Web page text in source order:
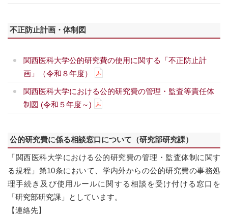
不正防止計画・体制図
関西医科大学公的研究費の使用に関する「不正防止計
画」（令和８年度）
関西医科大学における公的研究費の管理・監査等責任体
制図 (令和５年度～)
公的研究費に係る相談窓口について（研究部研究課）
「関西医科大学における公的研究費の管理・監査体制に関す
る規程」第10条において、学内外からの公的研究費の事務処
理手続き及び使用ルールに関する相談を受け付ける窓口を
「研究部研究課」としています。
【連絡先】